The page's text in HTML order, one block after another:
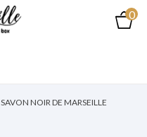
0
SAVON NOIR DE MARSEILLE